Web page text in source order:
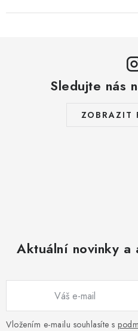
Sledujte nás
ZOBRAZIT
Aktuální novinky a
Vložením e-mailu souhlasíte s